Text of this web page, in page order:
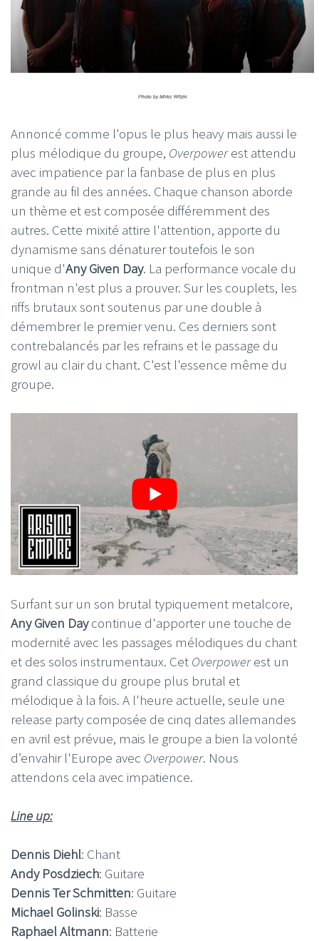
Annoncé comme l'opus le plus heavy mais aussi le
plus mélodique du groupe, Overpowerest attendu
avec impatience par la fanbase de plus en plus
grande au fil des années. Chaque chanson aborde
un thème et est composée différemment des
autres. Cette mixité attire l'attention, apporte du
dynamisme sans dénaturer toutefois le son
unique d'Any Given Day. La performance vocale du
frontman n'est plus a prouver. Sur les couplets, les
riffs brutaux sont soutenus par une double à
démembrer le premier venu. Ces derniers sont
contrebalancés par les refrains et le passage du
growl au clair du chant. C'est l'essence même du
groupe.
Surfant sur un son brutal typiquement metalcore,
Any Given Daycontinue d'apporter une touche de
modernité avec les passages mélodiques du chant
et des solos instrumentaux. Cet Overpowerest un
grand classique du groupe plus brutal et
mélodique à la fois. A l'heure actuelle, seule une
release party composée de cinq dates allemandes
en avril est prévue, mais le groupe a bien la volonté
d’envahir l'Europe avec Overpower. Nous
attendons cela avec impatience.
Line up:
Dennis Diehl: Chant
Andy Posdziech: Guitare
Dennis Ter Schmitten: Guitare
Michael Golinski: Basse
Raphael Altmann: Batterie